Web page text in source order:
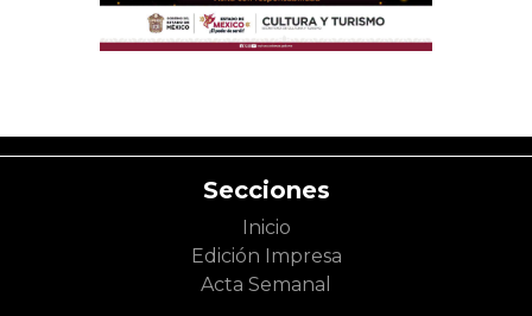
Secciones
Inicio
Edición Impresa
Acta Semanal